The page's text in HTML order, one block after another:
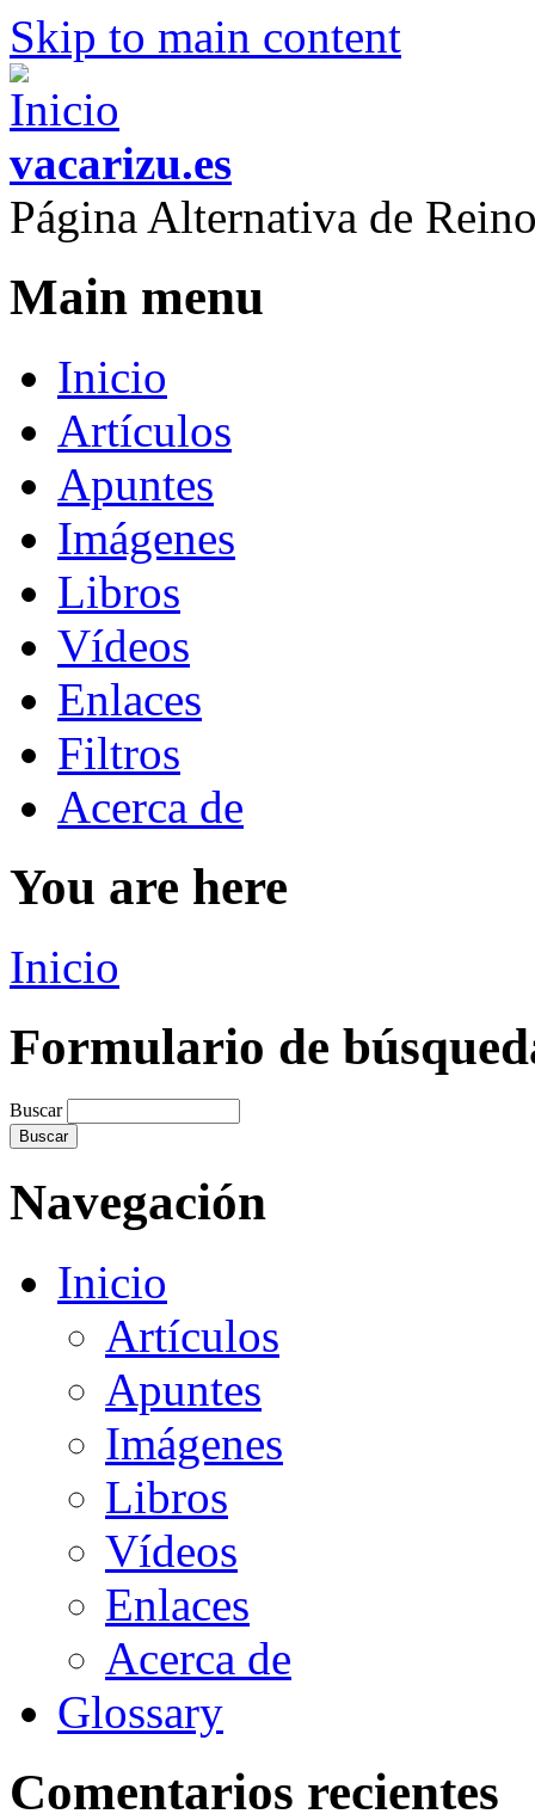
Skip to main content
vacarizu.es
Página Alternativa de
Main menu
Inicio
Artículos
Apuntes
Imágenes
Libros
Vídeos
Enlaces
Filtros
Acerca de
You are here
Inicio
Formulario de
Buscar
Navegación
Inicio
Artículos
Apuntes
Imágenes
Libros
Vídeos
Enlaces
Acerca de
Glossary
Comentarios recientes